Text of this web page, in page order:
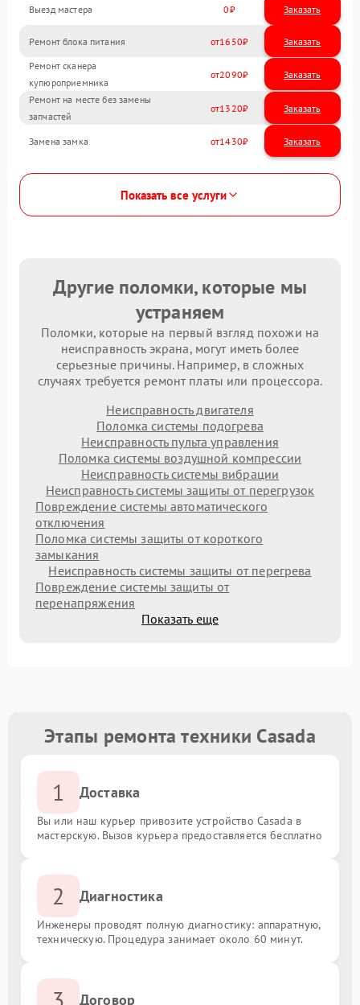
Выезд мастера 0 Заказать
Ремонт блока питания 1650
Ремонт сканера
купюроприемника
2090
Ремонт на месте без замены
запчастей
1320
Замена замка 1430
Показать все услуги
Другие поломки, которые мы
устраняем
Поломки, которые на первый взгляд похожи на
неисправность экрана, могут иметь более
серьезные причины. Например, в сложных
случаях требуется ремонт платы или процессора.
Неисправность двигателя
Поломка системы подогрева
Неисправность пульта управления
Поломка системы воздушной компрессии
Неисправность системы вибрации
Неисправность системы защиты от перегрузок
Повреждение системы автоматического
отключения
Поломка системы защиты от короткого
замыкания
Неисправность системы защиты от перегрева
Повреждение системы защиты от
перенапряжения
Показать еще
Этапы ремонта техники Casada
1 Доставка
Вы или наш курьер привозите устройство Casada в
мастерскую. Вызов курьера предоставляется бесплатно
2 Диагностика
Инженеры проводят полную диагностику: аппаратную,
техническую. Процедура занимает около 60 минут.
Договор